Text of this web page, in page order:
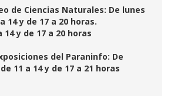
de Ciencias Naturales: De lunes
14 y de 17 a 20 horas.
14 y de 17 a 20 horas
del Paraninfo: De
11 a 14 y de 17 a 21 horas